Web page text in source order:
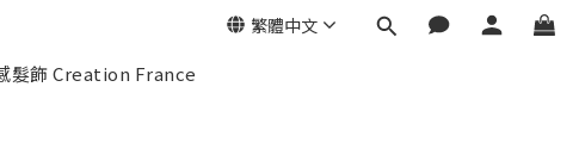
繁體中文
髮飾 Creation France